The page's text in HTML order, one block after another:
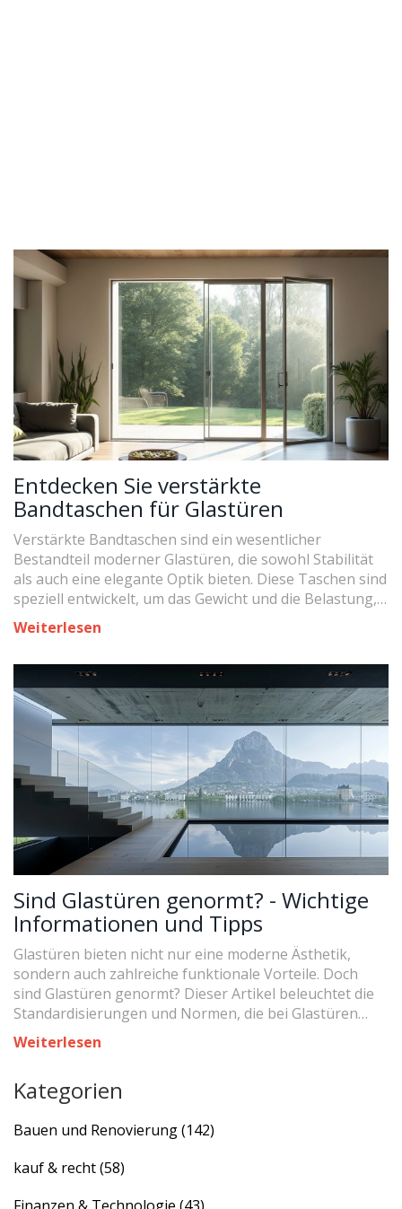
Entdecken Sie verstärkte
Bandtaschen für Glastüren
Verstärkte Bandtaschen sind ein wesentlicher
Bestandteil moderner Glastüren, die sowohl Stabilität
als auch eine elegante Optik bieten. Diese Taschen sind
speziell entwickelt, um das Gewicht und die Belastung,
denen Glastüren ausgesetzt sind, zu unterstützen.
Durch den Einsatz von robusten Materialien werden
Ob in Wohnräumen oder im Büro, verstärkte
Bandtaschen sind eine clevere Lösung zur
Verbesserung der Funktionalität und des Designs von
Glastüren.
Weiterlesen
Sind Glastüren genormt? - Wichtige
Informationen und Tipps
Glastüren bieten nicht nur eine moderne Ästhetik,
sondern auch zahlreiche funktionale Vorteile. Doch
sind Glastüren genormt? Dieser Artikel beleuchtet die
Standardisierungen und Normen, die bei Glastüren
gelten, gibt Einblicke in Materialien und
Sicherheitsaspekte und bietet nützliche Tipps zur
Weiterlesen
Kategorien
Bauen und Renovierung(142)
kauf & recht(58)